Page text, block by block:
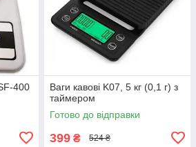
400
Ваги кавові K07, 5 кг (0,1 г) з
таймером
Готово до відправки
399 ₴ 524 ₴